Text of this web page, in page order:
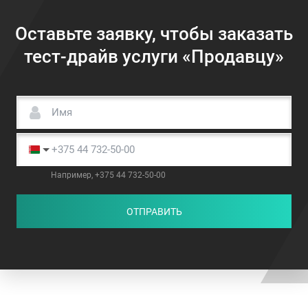
Оставьте заявку, чтобы заказать
тест-драйв услуги «Продавцу»
Например, +375 44 732-50-00
ОТПРАВИТЬ